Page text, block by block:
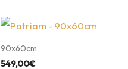
90x60cm
549,00€